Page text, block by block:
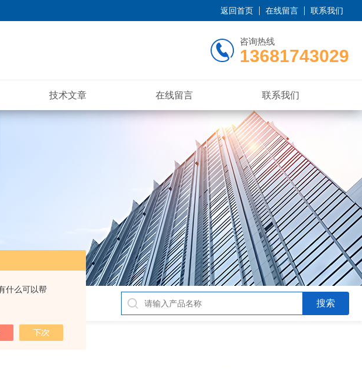
什么可以帮
返回首页 在线留言 联系我们
咨询热线
13681743029
技术文章 在线留言 联系我们
）ELISA 试剂盒